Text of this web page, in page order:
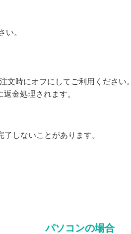
い。
時にオフにしてご利用ください。
金処理されます。
しないことがあります。
パソコンの場合